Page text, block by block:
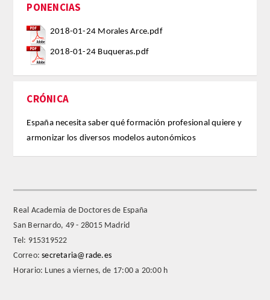
ANALES de la RADE
MONOGRAFÍAS RADE
APERTURA DE CURSO
REFLEXIONES de la RADE
PRENSA
COMUNICACION
NOTAS DE PRENSA
PONENCIAS
2018-01-24 Morales Arce.pdf
2018-01-24 Buqueras.pdf
CRÓNICA
España necesita saber qué formación profesional quiere y
armonizar los diversos modelos autonómicos
Real Academia de Doctores de España
San Bernardo, 49 - 28015 Madrid
Tel: 915319522
Correo:secretaria@rade.es
Horario: Lunes a viernes, de 17:00 a 20:00 h